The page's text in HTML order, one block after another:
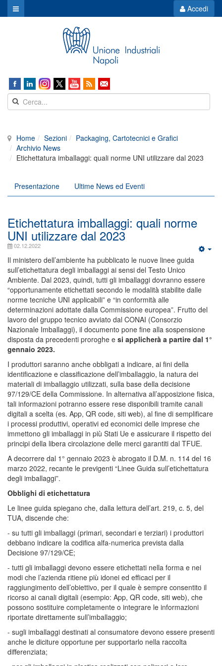
Accedi
Home Sezioni
Packaging, Cartotecnici e Grafici
Archivio News
Etichettatura imballaggi: quali norme UNI utilizzare dal 2023
Presentazione Ultime News ed Eventi
Etichettatura imballaggi: quali norme
UNI utilizzare dal 2023
02.12.2022
Il ministero dell’ambiente ha pubblicato le nuove linee guida
sull’etichettatura degli imballaggi ai sensi del Testo Unico
Ambiente. Dal 2023, quindi, tutti gli imballaggi dovranno essere
“opportunamente etichettati secondo le modalità̀ stabilite dalle
norme tecniche UNI applicabili” e “in conformità alle
determinazioni adottate dalla Commissione europea”. Frutto del
lavoro del gruppo tecnico avviato dal CONAI (Consorzio
Nazionale Imballaggi), il documento pone fine alla sospensione
disposta da precedenti proroghe e si applicherà̀ a partire dal 1°
gennaio 2023.
I produttori saranno anche obbligati a indicare, ai fini della
identificazione e classificazione dell’imballaggio, la natura dei
materiali di imballaggio utilizzati, sulla base della decisione
97/129/CE della Commissione. In alternativa all’apposizione fisica,
tali informazioni potranno essere rese disponibili tramite canali
digitali a scelta (es. App, QR code, siti web), al fine di semplificare
i processi produttivi, operativi ed economici delle imprese che
immettono gli imballaggi in più̀ Stati Ue e assicurare il rispetto dei
principi della libera circolazione delle merci garantiti dal TFUE.
A decorrere dal 1° gennaio 2023 è abrogato il D.M. n. 114 del 16
marzo 2022, recante le previgenti “Linee Guida sull’etichettatura
degli imballaggi”.
Obblighi di etichettatura
Le linee guida spiegano che, dalla lettura dell’art. 219, c. 5, del
TUA, discende che:
- su tutti gli imballaggi (primari, secondari e terziari) i produttori
debbano indicare la codifica alfa-numerica prevista dalla
Decisione 97/129/CE;
- tutti gli imballaggi devono essere etichettati nella forma e nei
modi che l’azienda ritiene più idonei ed efficaci per il
raggiungimento dell’obiettivo, per il quale è sempre consentito il
ricorso ai canali digitali (esempio: App, QR code, siti web), che
possono sostituire completamente o integrare le informazioni
riportate direttamente sull’imballaggio;
- sugli imballaggi destinati al consumatore devono essere presenti
anche le diciture opportune per supportarlo nella raccolta
differenziata;